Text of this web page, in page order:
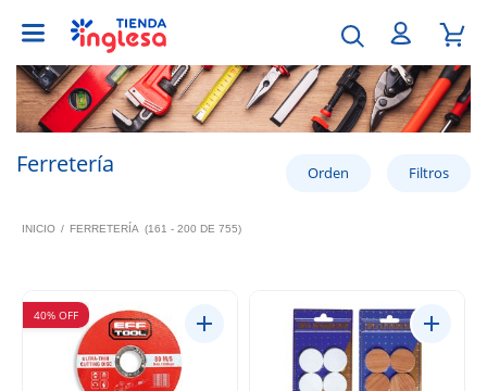
Ferretería
INICIO / FERRETERÍA (161 - 200 DE 755)
40% OFF